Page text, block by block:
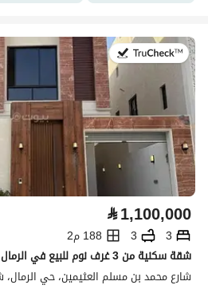
في:9 يوليو 2026
⃁1,100,000
3
3
188 م2
شقة سكنية من 3 غرف نوم للبيع في الرمال
شارع محمد بن مسلم العثيمين، حي الرمال،